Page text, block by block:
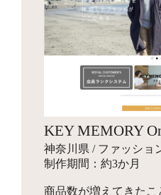
ロゴ作成
お見積り
会社名やサービス、商品に
10,000円～
検索エンジン対策ワード
Search Consoleの設定
独自ドメイン設定
16,500円～
ご希望のドメインに設定し
お見積り
新規商品登録、引っ越しで
た商品設定代行を行います。
インフルエンサーギフティ
88,000円～
ショップの商品をインフル
手配を行い、幅広いインプ
パッケージデザイン
お見積り
商品のパッケージやロゴ画
を行います。
KEY MEMORY
神奈川県 / ファッショ
制作期間：約3か月
商品数が増えてきた